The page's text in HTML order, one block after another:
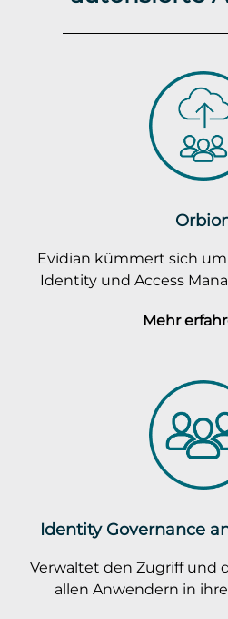
Evidian kümmert sich
Identity und Access
Mehr
Identity Governance
Verwaltet den Zugriff und
allen Anwendern in